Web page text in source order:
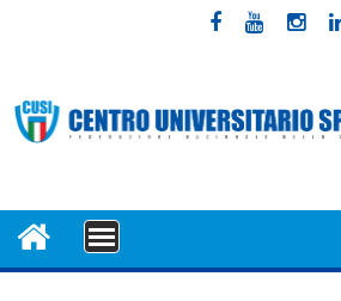
MENU